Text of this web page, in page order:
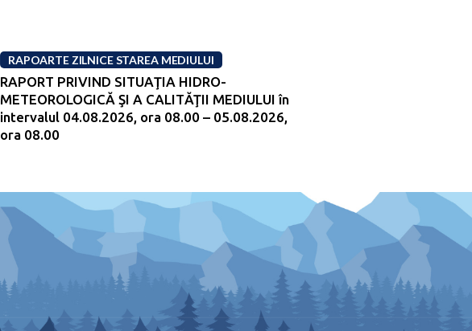
RAPOARTE ZILNICE STAREA MEDIULUI
RAPORT PRIVIND SITUAŢIA HIDRO-
METEOROLOGICĂ ŞI A CALITĂŢII MEDIULUI în
intervalul 04.08.2026, ora 08.00 – 05.08.2026,
ora 08.00